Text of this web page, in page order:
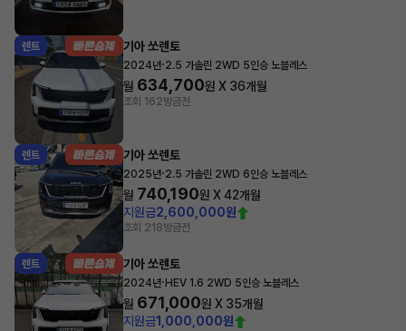
렌트 기아 쏘렌토
2024년·2.5 가솔린 2WD 5인승 노블레스
월 634,700원 X 36개월
조회 162방금전
렌트 기아 쏘렌토
2025년·2.5 가솔린 2WD 6인승 노블레스
월 740,190원 X42개월
지원금2,600,000원
조회 218방금전
렌트 기아 쏘렌토
2024년· HEV 1.6 2WD 5인승 노블레스
월 671,000원 X 35개월
지원금1,000,000원